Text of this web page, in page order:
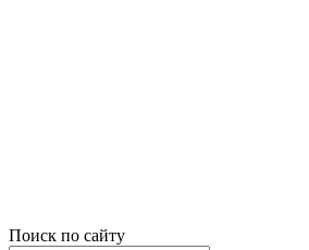
Поиск по сайту